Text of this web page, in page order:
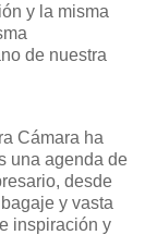
y la misma
de nuestra
Cámara ha
una agenda de
, desde
y vasta
inspiración y